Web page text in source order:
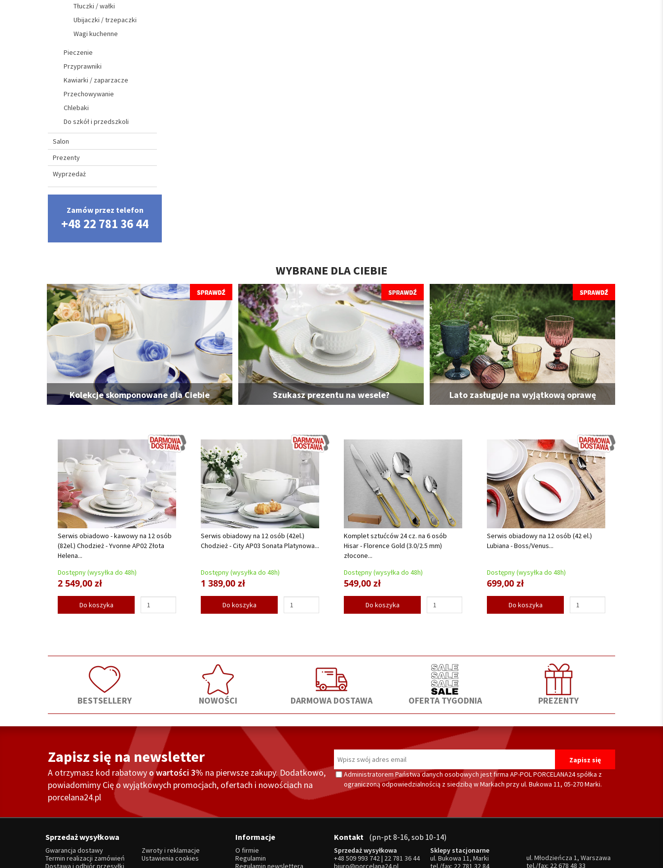
Tłuczki / wałki
Ubijaczki / trzepaczki
Wagi kuchenne
Pieczenie
Przyprawniki
Kawiarki / zaparzacze
Przechowywanie
Chlebaki
Do szkół i przedszkoli
Salon
Prezenty
Wyprzedaż
Zamów przez telefon
+48 22 781 36 44
WYBRANE DLA CIEBIE
Kolekcje skomponowane dla Ciebie Szukasz prezentu na wesele? Lato zasługuje na wyjątkową oprawę
Serwis obiadowo - kawowy na 12 osób
(82el.) Chodzież - Yvonne AP02 Złota
Helena...
Dostępny (wysyłka do 48h)
2 549,00 zł
Do koszyka
Serwis obiadowy na 12 osób (42el.)
Chodzież - City AP03 Sonata Platynowa...
Dostępny (wysyłka do 48h)
1 389,00 zł
Do koszyka
Komplet sztućców 24 cz. na 6 osób
Hisar - Florence Gold (3.0/2.5 mm)
złocone...
Dostępny (wysyłka do 48h)
549,00 zł
Do koszyka
Serwis obiadowy na 12 osób (42 el.)
Lubiana - Boss/Venus...
Dostępny (wysyłka do 48h)
699,00 zł
Do koszyka
BESTSELLERY NOWOŚCI DARMOWA DOSTAWA OFERTA TYGODNIA PREZENTY
Zapisz się na newsletter
A otrzymasz kod rabatowy o wartości 3% na pierwsze zakupy. Dodatkowo,
powiadomimy Cię o wyjątkowych promocjach, ofertach i nowościach na
porcelana24.pl
Administratorem Państwa danych osobowych jest firma AP-POL PORCELANA24 spółka z
ograniczoną odpowiedzialnością z siedzibą w Markach przy ul. Bukowa 11, 05-270 Marki.
Sprzedaż wysyłkowa
Gwarancja dostawy
Termin realizacji zamówień
Dostawa i odbiór przesyłki
Zwroty i reklamacje
Ustawienia cookies
Informacje
O firmie
Regulamin
Regulamin newslettera
Kontakt (pn-pt 8-16, sob 10-14)
Sprzedaż wysyłkowa
+48 509 993 742| 22 781 36 44
biuro@porcelana24.pl
Sklepy stacjonarne
ul. Bukowa 11, Marki
tel./fax: 22 781 32 84
ul. Młodzieńcza 1, Warszawa
tel./fax: 22 678 48 33